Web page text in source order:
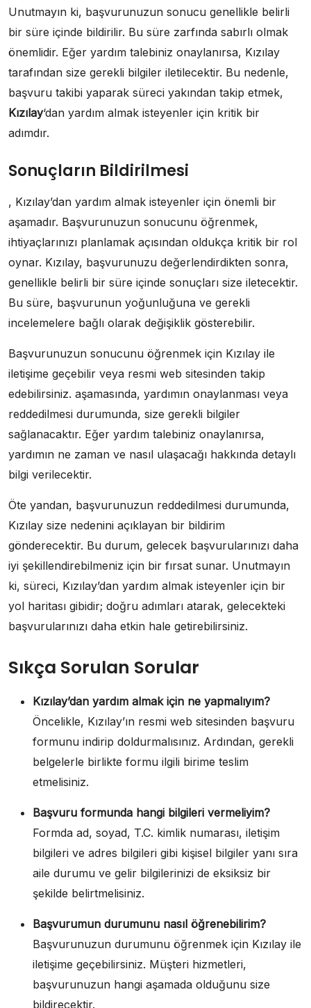
Unutmayın ki, başvurunuzun sonucu genellikle belirli
bir süre içinde bildirilir. Bu süre zarfında sabırlı olmak
önemlidir. Eğer yardım talebiniz onaylanırsa, Kızılay
tarafından size gerekli bilgiler iletilecektir. Bu nedenle,
başvuru takibi yaparak süreci yakından takip etmek,
Kızılay‘dan yardım almak isteyenler için kritik bir
adımdır.
Sonuçların Bildirilmesi
, Kızılay’dan yardım almak isteyenler için önemli bir
aşamadır. Başvurunuzun sonucunu öğrenmek,
ihtiyaçlarınızı planlamak açısından oldukça kritik bir rol
oynar. Kızılay, başvurunuzu değerlendirdikten sonra,
genellikle belirli bir süre içinde sonuçları size iletecektir.
Bu süre, başvurunun yoğunluğuna ve gerekli
incelemelere bağlı olarak değişiklik gösterebilir.
Başvurunuzun sonucunu öğrenmek için Kızılay ile
iletişime geçebilir veya resmi web sitesinden takip
edebilirsiniz. aşamasında, yardımın onaylanması veya
reddedilmesi durumunda, size gerekli bilgiler
sağlanacaktır. Eğer yardım talebiniz onaylanırsa,
yardımın ne zaman ve nasıl ulaşacağı hakkında detaylı
bilgi verilecektir.
Öte yandan, başvurunuzun reddedilmesi durumunda,
Kızılay size nedenini açıklayan bir bildirim
gönderecektir. Bu durum, gelecek başvurularınızı daha
iyi şekillendirebilmeniz için bir fırsat sunar. Unutmayın
ki, süreci, Kızılay’dan yardım almak isteyenler için bir
yol haritası gibidir; doğru adımları atarak, gelecekteki
başvurularınızı daha etkin hale getirebilirsiniz.
Sıkça Sorulan Sorular
Kızılay’dan yardım almak için ne yapmalıyım?
Öncelikle, Kızılay’ın resmi web sitesinden başvuru
formunu indirip doldurmalısınız. Ardından, gerekli
belgelerle birlikte formu ilgili birime teslim
etmelisiniz.
Başvuru formunda hangi bilgileri vermeliyim?
Formda ad, soyad, T.C. kimlik numarası, iletişim
bilgileri ve adres bilgileri gibi kişisel bilgiler yanı sıra
aile durumu ve gelir bilgilerinizi de eksiksiz bir
şekilde belirtmelisiniz.
Başvurumun durumunu nasıl öğrenebilirim?
Başvurunuzun durumunu öğrenmek için Kızılay ile
iletişime geçebilirsiniz. Müşteri hizmetleri,
başvurunuzun hangi aşamada olduğunu size
bildirecektir.